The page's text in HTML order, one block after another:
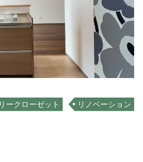
ークローゼット リノベーション